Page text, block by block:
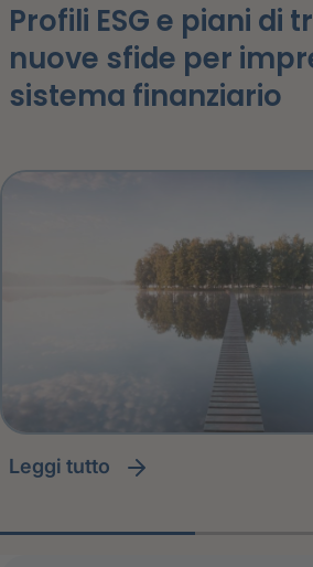
Profili ESG e piani di
nuove sfide per
sistema finanziario
leggi tutto